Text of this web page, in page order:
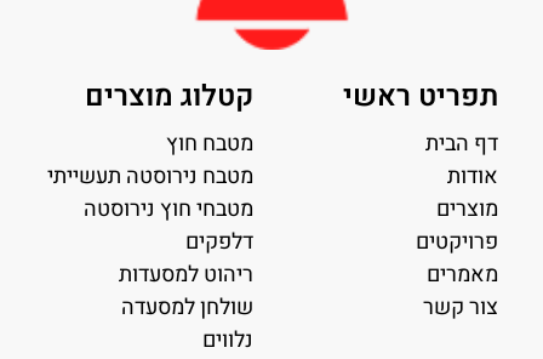
תפריט ראשי
דף הבית
אודות
מוצרים
פרויקטים
מאמרים
צור קשר
קטלוג מוצרים
מטבח חוץ
מטבח נירוסטה תעשייתי
מטבחי חוץ נירוסטה
דלפקים
ריהוט למסעדות
שולחן למסעדה
נלווים